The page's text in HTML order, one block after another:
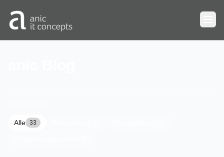
Alle 33